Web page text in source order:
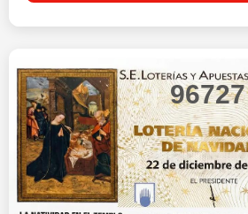
96727